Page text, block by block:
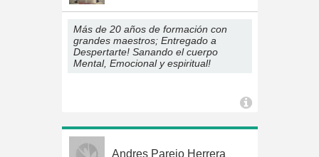
Más de 20 años de formación con
grandes maestros; Entregado a
Despertarte! Sanando el cuerpo
Mental, Emocional y espiritual!
Andres Parejo Herrera